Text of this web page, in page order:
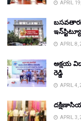
APRIL
APRIL 8,
అక్షయ
రెడ్డి
APRIL 4,
APRIL 3,